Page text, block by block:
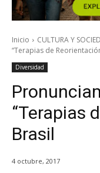
Inicio CULTURA Y
“Terapias de
Diversidad
“Terapias
Brasil
4 octubre, 2017